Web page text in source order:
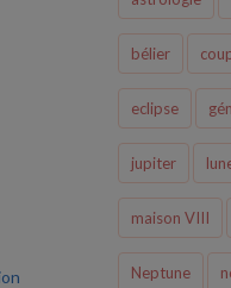
bélier
eclipse
jupiter
maison VIII
Neptune